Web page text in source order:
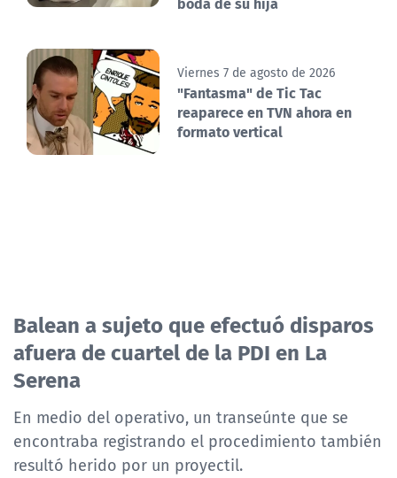
Viernes 7 de agosto de 2026
"Fantasma" de Tic Tac
reaparece en TVN ahora en
formato vertical
Balean a sujeto que efectuó disparos
afuera de cuartel de la PDI en La
Serena
En medio del operativo, un transeúnte que se
encontraba registrando el procedimiento también
resultó herido por un proyectil.